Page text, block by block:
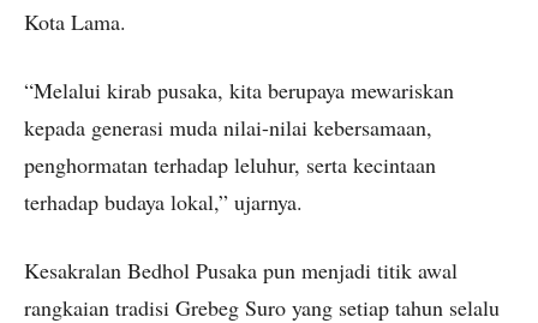
Kota Lama.
“Melalui kirab pusaka, kita berupaya mewariskan
kepada generasi muda nilai-nilai kebersamaan,
penghormatan terhadap leluhur, serta kecintaan
terhadap budaya lokal,” ujarnya.
Kesakralan Bedhol Pusaka pun menjadi titik awal
rangkaian tradisi Grebeg Suro yang setiap tahun selalu